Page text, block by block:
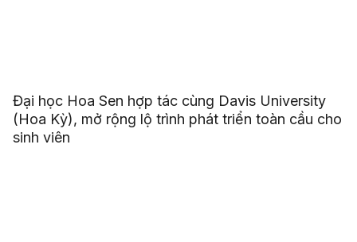
Đại học Hoa Sen hợp tác cùng Davis University
(Hoa Kỳ), mở rộng lộ trình phát triển toàn cầu cho
sinh viên